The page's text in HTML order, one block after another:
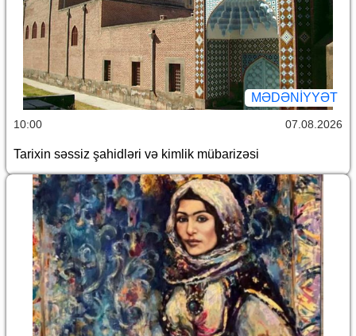
MƏDƏNIYYƏT
10:00 07.08.2026
Tarixin səssiz şahidləri və kimlik mübarizəsi